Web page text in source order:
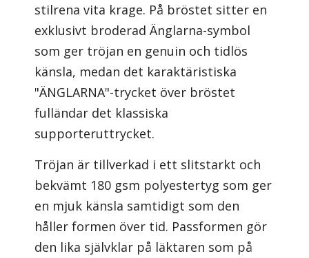
stilrena vita krage. På bröstet sitter en
exklusivt broderad Änglarna-symbol
som ger tröjan en genuin och tidlös
känsla, medan det karaktäristiska
"ÄNGLARNA"-trycket över bröstet
fulländar det klassiska
supporteruttrycket.
Tröjan är tillverkad i ett slitstarkt och
bekvämt 180 gsm polyestertyg som ger
en mjuk känsla samtidigt som den
håller formen över tid. Passformen gör
den lika självklar på läktaren som på